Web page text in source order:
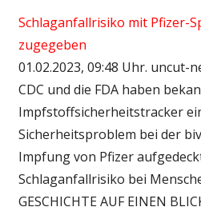
Schlaganfallrisiko mit Pfizer-
zugegeben
01.02.2023, 09:48 Uhr. uncut-
CDC und die FDA haben
Impfstoffsicherheitstracker
Sicherheitsproblem bei der
Impfung von Pfizer
Schlaganfallrisiko bei
GESCHICHTE AUF EINEN